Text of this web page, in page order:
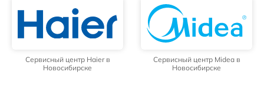
Сервисный центр Haier в
Новосибирске
Сервисный центр Midea в
Новосибирске